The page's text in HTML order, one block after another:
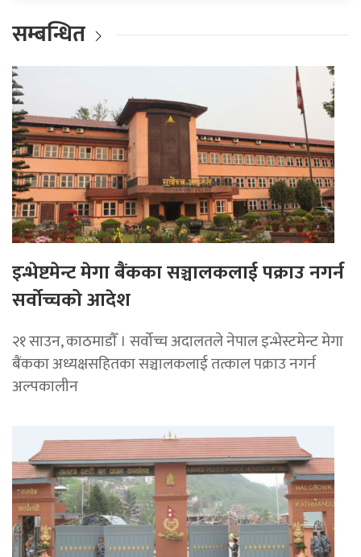
सम्बन्धित
इन्भेष्टमेन्ट मेगा बैंकका सञ्चालकलाई पक्राउ नगर्न
सर्वोच्चको आदेश
२१ साउन, काठमाडाैँ । सर्वोच्च अदालतले नेपाल इन्भेस्टमेन्ट मेगा
बैंकका अध्यक्षसहितका सञ्चालकलाई तत्काल पक्राउ नगर्न
अल्पकालीन